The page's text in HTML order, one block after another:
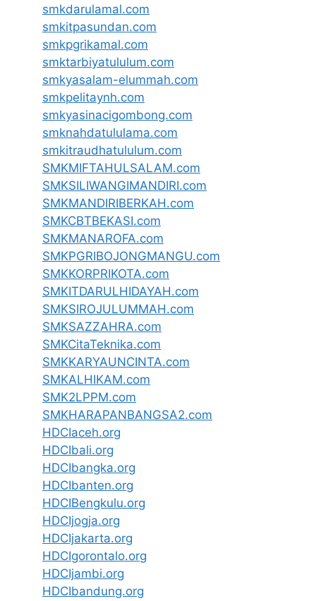
smkdarulamal.com
smkitpasundan.com
smkpgrikamal.com
smktarbiyatululum.com
smkyasalam-elummah.com
smkpelitaynh.com
smkyasinacigombong.com
smknahdatululama.com
smkitraudhatululum.com
SMKMIFTAHULSALAM.com
SMKSILIWANGIMANDIRI.com
SMKMANDIRIBERKAH.com
SMKCBTBEKASI.com
SMKMANAROFA.com
SMKPGRIBOJONGMANGU.com
SMKKORPRIKOTA.com
SMKITDARULHIDAYAH.com
SMKSIROJULUMMAH.com
SMKSAZZAHRA.com
SMKCitaTeknika.com
SMKKARYAUNCINTA.com
SMKALHIKAM.com
SMK2LPPM.com
SMKHARAPANBANGSA2.com
HDCIaceh.org
HDCIbali.org
HDCIbangka.org
HDCIbanten.org
HDCIBengkulu.org
HDCIjogja.org
HDCIjakarta.org
HDCIgorontalo.org
HDCIjambi.org
HDCIbandung.org